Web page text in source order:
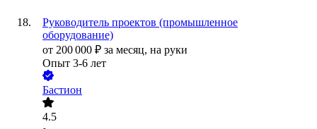
Руководитель проектов (промышленное
оборудование)
от 200 000 ₽ за месяц, на руки
Опыт 3-6 лет
Бастион
4.5